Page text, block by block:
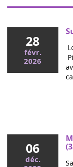
Ce mercredi, le
Grandir Sans
de vie et lutte
handicaps de
28
févr.
2026
06
déc.